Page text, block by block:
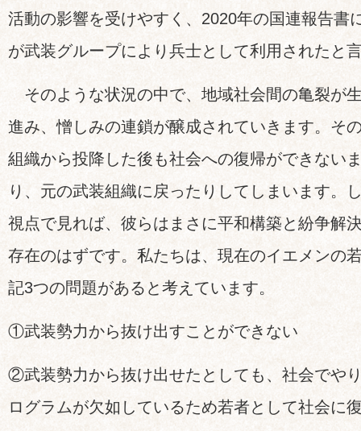
活動の影響を受けやすく、2020年の国連報告書
が武装グループにより兵士として利用されたと
そのような状況の中で、地域社会間の亀裂が
進み、憎しみの連鎖が醸成されていきます。そ
組織から投降した後も社会への復帰ができない
り、元の武装組織に戻ったりしてしまいます。
視点で見れば、彼らはまさに平和構築と紛争解
存在のはずです。私たちは、現在のイエメンの
記3つの問題があると考えています。
①武装勢力から抜け出すことができない
②武装勢力から抜け出せたとしても、社会でや
ログラムが欠如しているため若者として社会に